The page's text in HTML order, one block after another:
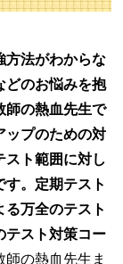
方法がわからな
どのお悩みを抱
師の熱血先生で
ップのための対
スト範囲に対し
。定期テスト
万全のテスト
テスト対策コー
師の熱血先生ま